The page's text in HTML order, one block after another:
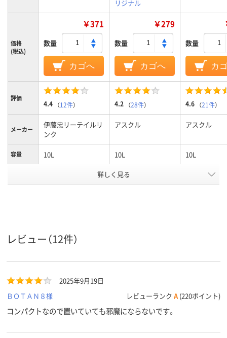
リジナル
価格
(税込)
￥371
数量
カゴへ
￥279
数量
カゴへ
数量
カ
評価
4.4 （12件） 4.2 （28件） 4.6 （21件）
メーカー
伊藤忠リーテイルリ
ンク
アスクル アスクル
容量 10L 10L 10L
半透明 白半透明
低密度ポリエチレ
ン、LDPE（ツルツル
エチレン、LDPE（ツ
カラーグ
ループ
クリア(透明・半透明)
系
ホワイト系
クリア(透明
系、ホワイト
55 65
詳しく見る
レビュー（12件）
2025年9月19日
ＢＯＴＡＮ８様
レビューランク A (220ポイント)
コンパクトなので置いていても邪魔にならないです。